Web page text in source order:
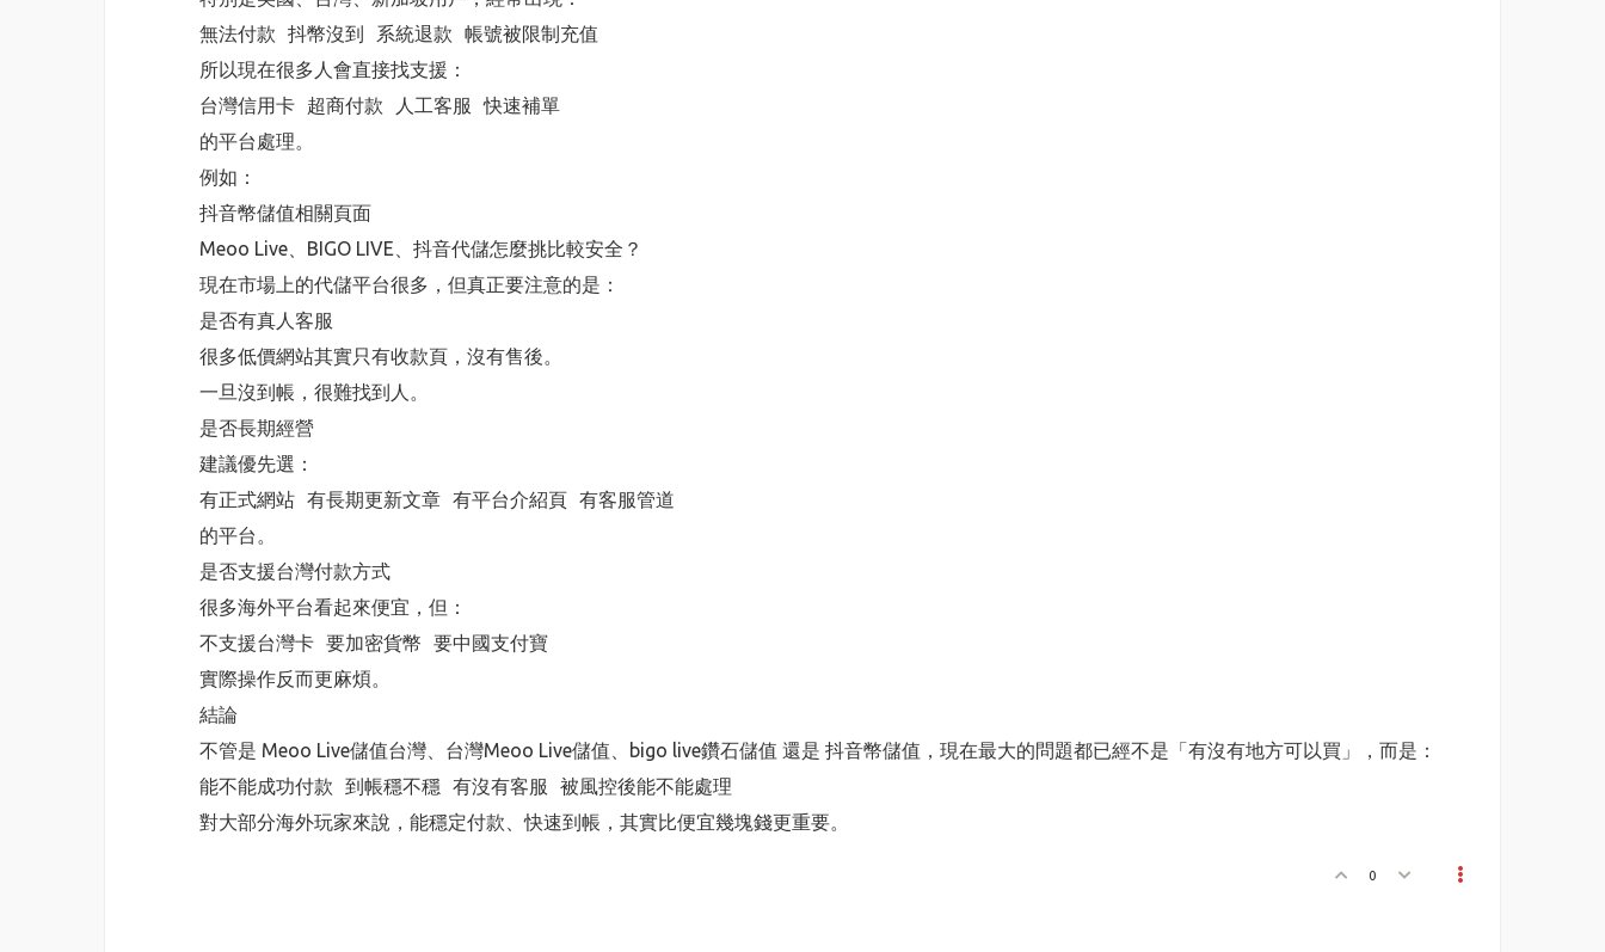
無法付款 抖幣沒到 系統退款 帳號被限制充值
所以現在很多人會直接找支援：
台灣信用卡 超商付款 人工客服 快速補單
的平台處理。
例如：
抖音幣儲值相關頁面
Meoo Live、BIGO LIVE、抖音代儲怎麼挑比較安全？
現在市場上的代儲平台很多，但真正要注意的是：
是否有真人客服
很多低價網站其實只有收款頁，沒有售後。
一旦沒到帳，很難找到人。
是否長期經營
建議優先選：
有正式網站 有長期更新文章 有平台介紹頁 有客服管道
的平台。
是否支援台灣付款方式
很多海外平台看起來便宜，但：
不支援台灣卡 要加密貨幣 要中國支付寶
實際操作反而更麻煩。
結論
不管是 Meoo Live儲值台灣、台灣Meoo Live儲值、bigo live鑽石儲值 還是 抖音幣儲值，現在最大的問題都已經不是「有沒有地方可以買」，而是：
能不能成功付款 到帳穩不穩 有沒有客服 被風控後能不能處理
對大部分海外玩家來說，能穩定付款、快速到帳，其實比便宜幾塊錢更重要。
0